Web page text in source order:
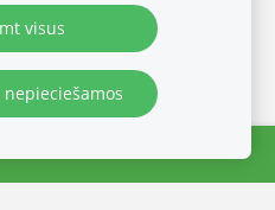
Visas tiesības rezervētas
visus